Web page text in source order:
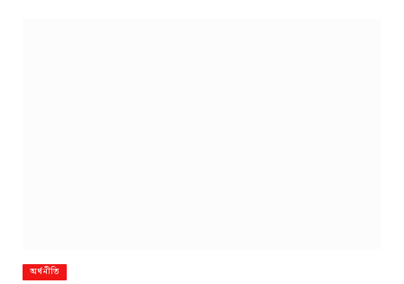
অর্থনীতি